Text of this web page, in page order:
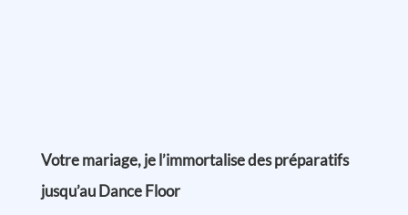
Votre mariage, je l’immortalise des préparatifs
jusqu’au Dance Floor